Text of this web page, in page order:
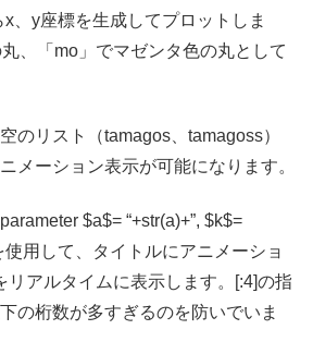
、y座標を生成してプロットしま
、「mo」でマゼンタ色の丸として
のリスト（tamagos、tamagoss）
メーション表示が可能になります。
$a$= “+str(a)+”, $k$=
使用して、タイトルにアニメーショ
リアルタイムに表示します。[:4]の指
の桁数が多すぎるのを防いでいま